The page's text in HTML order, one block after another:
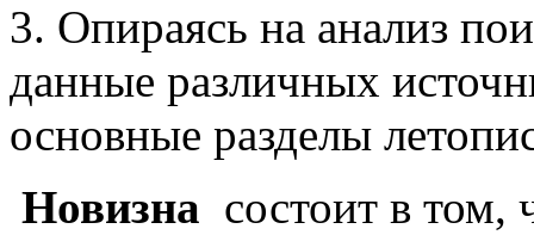
3. Опираясь на анализ
данные различных
основные разделы
Новизна состоит в том,